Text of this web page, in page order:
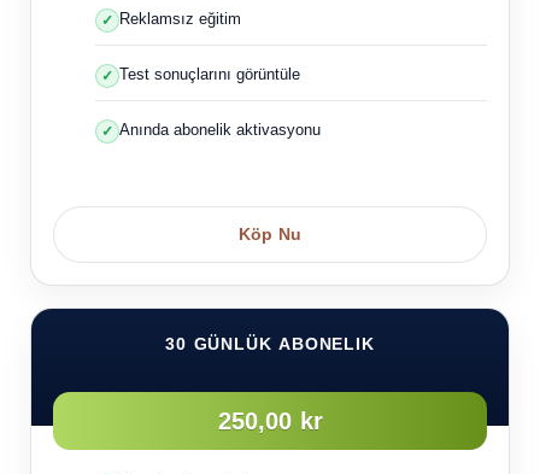
Reklamsız eğitim
Test sonuçlarını görüntüle
Anında abonelik aktivasyonu
Köp Nu
30 GÜNLÜK ABONELIK
250,00 kr